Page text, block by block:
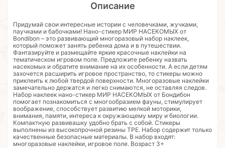
Описание
Придумай свои интересные истории с человечками, жучками,
паучками и бабочками! Нано-стикер МИР НАСЕКОМЫХ от
Bondibon – это развивающий многоразовый набор наклеек,
который поможет занять ребенка дома и в путешествии.
Фантазируйте и размещайте яркие красочные наклейки на
тематическом игровом поле. Предложите ребенку назвать
насекомых и обратите внимание на их особенности. А если детям
захочется расширить игровое пространство, то стикеры можно
приклеить к любой твердой поверхности. Многоразовые наклейки
замечательно держатся и легко снимаются, не оставляя следов.
Набор наклеек нано-стикер МИР НАСЕКОМЫХ от Бондибон
помогает познакомиться с многообразием фауны, стимулирует
воображение, способствует развитию мелкой моторики,
внимания, памяти, интереса к окружающему миру и биологии.
Компактную развивашку удобно брать с собой. Стикеры
выполнены из высокопрочной резины ТРЕ. Набор содержит только
качественные безопасные материалы. В набор входят:
многоразовые наклейки, игровое поле. Возраст 3+